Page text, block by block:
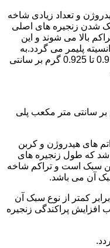
و تعداد زیادی شاخه
شدن زنجیره های اصلی
بالا می شوند و این
پلیمر می گردد.به
طور کلی به پلی اتیلن های با دانسیته 0.910 تا 0.925 گرم بر سانتی
با دانسیته 0.941 تا 0.959 گرم بر سانتی متر مکعب پلی
های هیدروژن و کربن
که طول زنجیره های
از پلی اتیلن سبک است و تراکم شاخه
آن می باشد.
کمتر از نوع سبک آن
پراکندگی زنجیره